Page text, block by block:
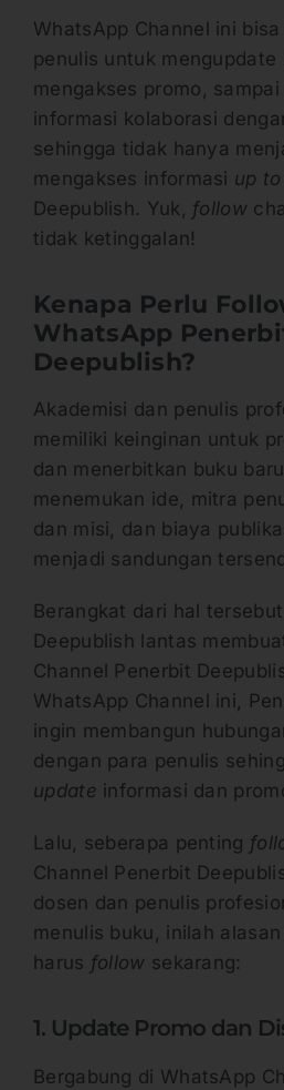
WhatsApp Channel ini
penulis untuk mengupdate
mengakses promo,
informasi kolaborasi
sehingga tidak hanya
mengakses informasi up
Deepublish. Yuk, follow
tidak ketinggalan!
Kenapa Perlu
WhatsApp
Deepublish?
Akademisi dan penulis
memiliki keinginan untuk
dan menerbitkan buku
menemukan ide, mitra
dan misi, dan biaya
menjadi sandungan
Berangkat dari hal
Deepublish lantas
Channel Penerbit
WhatsApp Channel ini,
ingin membangun
dengan para penulis
update informasi dan
Lalu, seberapa penting
Channel Penerbit
dosen dan penulis
menulis buku, inilah
harus follow sekarang:
1. Update Promo dan
Bergabung di WhatsApp